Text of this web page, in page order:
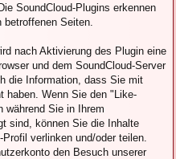
SoundCloud-Plugins erkennen
Seiten.
nach Aktivierung des Plugin eine
und dem SoundCloud-Server
die Information, dass Sie mit
haben. Wenn Sie den "Like-
während Sie in Ihrem
sind, können Sie die Inhalte
verlinken und/oder teilen.
den Besuch unserer